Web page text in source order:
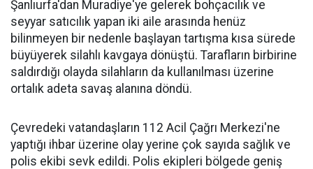
Şanlıurfa'dan Muradiye'ye gelerek bohçacılık ve
seyyar satıcılık yapan iki aile arasında henüz
bilinmeyen bir nedenle başlayan tartışma kısa sürede
büyüyerek silahlı kavgaya dönüştü. Tarafların birbirine
saldırdığı olayda silahların da kullanılması üzerine
ortalık adeta savaş alanına döndü.
Çevredeki vatandaşların 112 Acil Çağrı Merkezi'ne
yaptığı ihbar üzerine olay yerine çok sayıda sağlık ve
polis ekibi sevk edildi. Polis ekipleri bölgede geniş